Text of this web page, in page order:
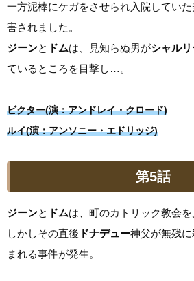
一方泥棒にケガをさせられ入院してい
害されました。
ジーンと ドムは、見知らぬ男がシャルリ
ているところを目撃し…。
ビクター(演：アンドレイ・クロード)
ルイ(演：アンソニー・エドリッジ)
第5話
ジーンと ドムは、町のカトリック教会を
しかしその直後 ドナデュー神父が無残
まれる事件が発生。